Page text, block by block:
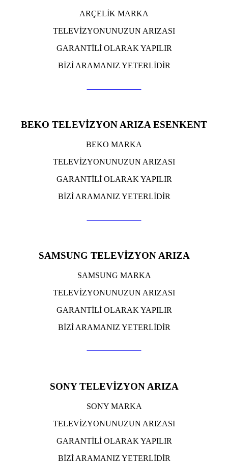
ARÇELİK MARKA
TELEVİZYONUNUZUN ARIZASI
GARANTİLİ OLARAK YAPILIR
BİZİ ARAMANIZ YETERLİDİR
BEKO TELEVİZYON ARIZA ESENKENT
BEKO MARKA
TELEVİZYONUNUZUN ARIZASI
GARANTİLİ OLARAK YAPILIR
BİZİ ARAMANIZ YETERLİDİR
SAMSUNG TELEVİZYON ARIZA
SAMSUNG MARKA
TELEVİZYONUNUZUN ARIZASI
GARANTİLİ OLARAK YAPILIR
BİZİ ARAMANIZ YETERLİDİR
SONY TELEVİZYON ARIZA
SONY MARKA
TELEVİZYONUNUZUN ARIZASI
GARANTİLİ OLARAK YAPILIR
BİZİ ARAMANIZ YETERLİDİR